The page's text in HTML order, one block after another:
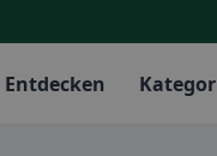
Entdecken